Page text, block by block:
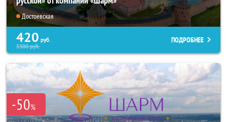
Достоевская
420 руб.
3300руб.
ПОДРОБНЕЕ
-50%